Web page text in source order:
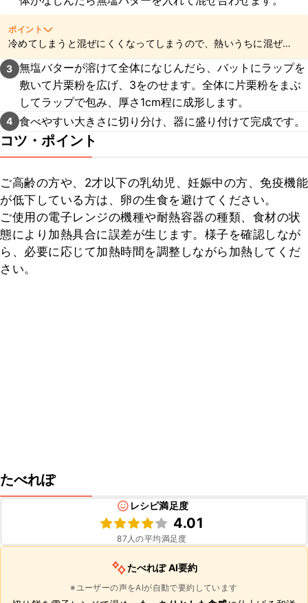
ポイント
冷めてしまうと混ぜにくくなってしまうので、熱いうちに混ぜ合
わせてくださいね。
3 無塩バターが溶けて全体になじんだら、バットにラップを
敷いて片栗粉を広げ、3をのせます。全体に片栗粉をまぶ
してラップで包み、厚さ1cm程に成形します。
4 食べやすい大きさに切り分け、器に盛り付けて完成です。
コツ・ポイント
ご高齢の方や、2才以下の乳幼児、妊娠中の方、免疫機能
が低下している方は、卵の生食を避けてください。
ご使用の電子レンジの機種や耐熱容器の種類、食材の状
態により加熱具合に誤差が生じます。様子を確認しなが
ら、必要に応じて加熱時間を調整しながら加熱してくだ
さい。
たべれぽ
レシピ満足度
4.01
87 人の平均満足度
たべれぽ AI要約
※ユーザーの声をAIが自動で要約しています